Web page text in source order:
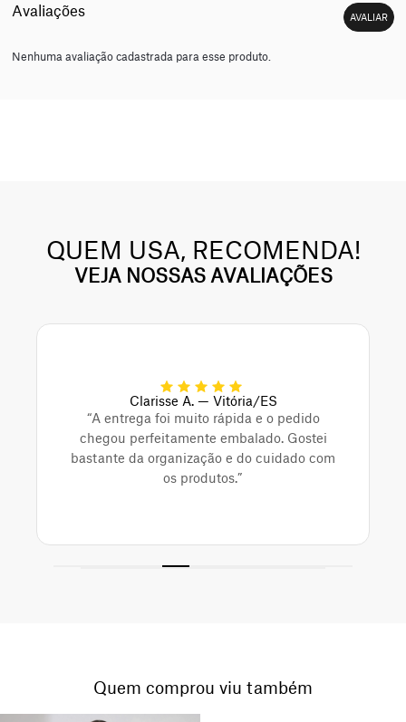
Nenhuma avaliação cadastrada para esse produto.
QUEM USA, RECOMENDA!
VEJA NOSSAS AVALIAÇÕES
Clarisse A. — Vitória/ES
“A entrega foi muito rápida e o pedido
chegou perfeitamente embalado. Gostei
bastante da organização e do cuidado com
os produtos.”
Quem comprou viu também